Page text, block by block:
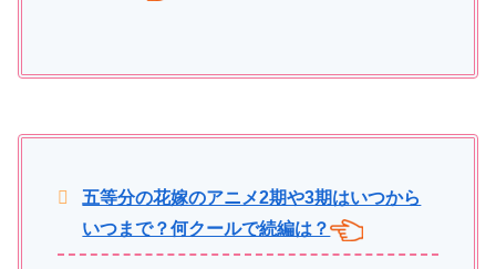
五等分の花嫁のアニメ2期や3期はいつから
いつまで？何クールで続編は？